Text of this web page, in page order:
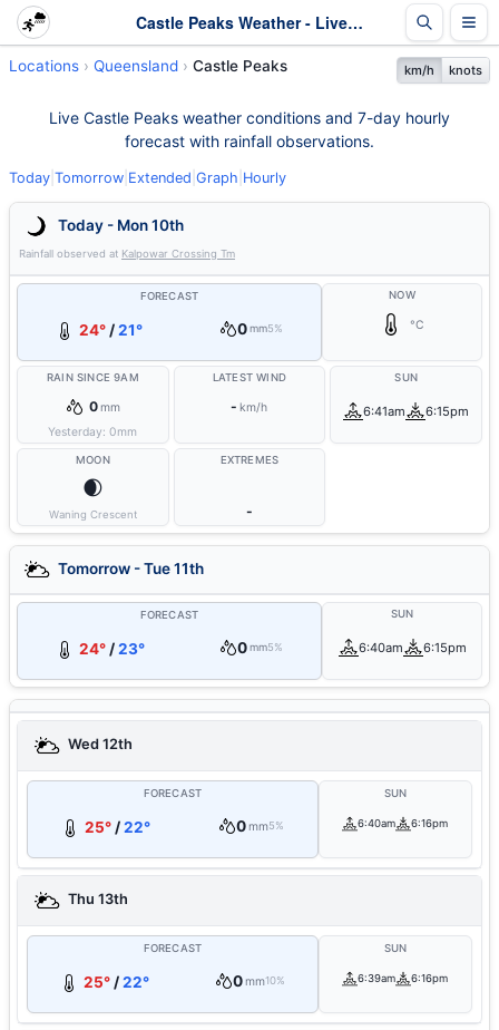
Castle Peaks Weather - Live & 7-Day Forecast | Queensland
Locations Queensland Castle Peaks km/h knots
Live Castle Peaks weather conditions and 7-day hourly
forecast with rainfall observations.
Today Tomorrow Extended Graph Hourly
Today - Mon 10th
Rainfall observed at Kalpowar Crossing Tm
FORECAST
24° /21° 0 mm5%
NOW
°C
RAIN SINCE 9AM
0mm
Yesterday:0mm
LATEST WIND
- km/h
SUN
6:41am 6:15pm
MOON
🌒
Waning Crescent
EXTREMES
-
Tomorrow - Tue 11th
FORECAST
24°/23° 0 mm5%
SUN
6:40am 6:15pm
Wed 12th
FORECAST
25° /22° 0mm5%
SUN
6:40am 6:16pm
Thu 13th
FORECAST
25° /22° 0mm10%
SUN
6:39am 6:16pm